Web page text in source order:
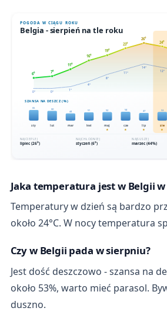
Jaka temperatura jest w Belgii
Temperatury w dzień są bardzo
około 24°C. W nocy temperatura
Czy w Belgii pada w sierpniu?
Jest dość deszczowo - szansa na
około 53%, warto mieć parasol.
duszno.